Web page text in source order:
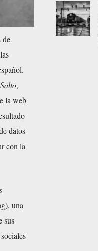
de
,
la web
datos
con la
una
sus